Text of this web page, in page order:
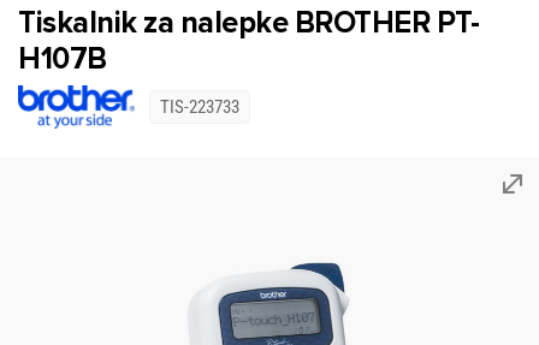
Tiskalnik za nalepke BROTHER PT-
H107B
TIS-223733